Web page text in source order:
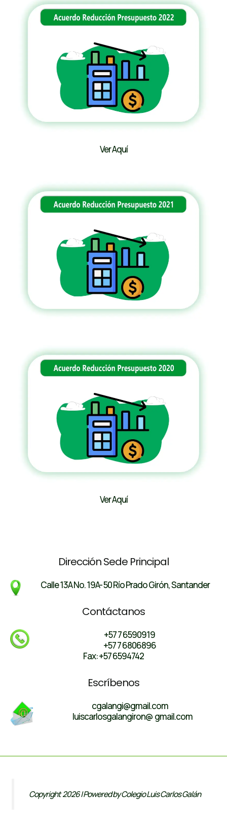
Ver Aquí
Ver Aquí
Dirección Sede Principal
Calle 13A No. 19A- 50 Río Prado Girón, Santander
Contáctanos
+57 7 6590919
+57 7 6806896
Fax: +57 6594742
Escríbenos
cgalangi@gmail.com
luiscarlosgalangiron@ gmail.com
Copyright 2026 | Powered by Colegio Luis Carlos Galán